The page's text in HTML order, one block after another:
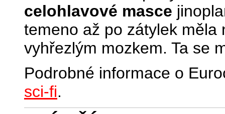
celohlavové masce
temeno až po zátylek
vyhřezlým mozkem. Ta se
Podrobné informace o
sci-fi.